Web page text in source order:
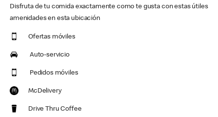
Disfruta de tu comida exactamente como te gusta con estas útiles
amenidades en esta ubicación
Ofertas móviles
Auto-servicio
Pedidos móviles
McDelivery
Drive Thru Coffee